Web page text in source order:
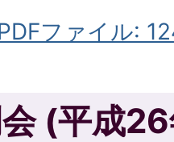
ファイル:
(平成